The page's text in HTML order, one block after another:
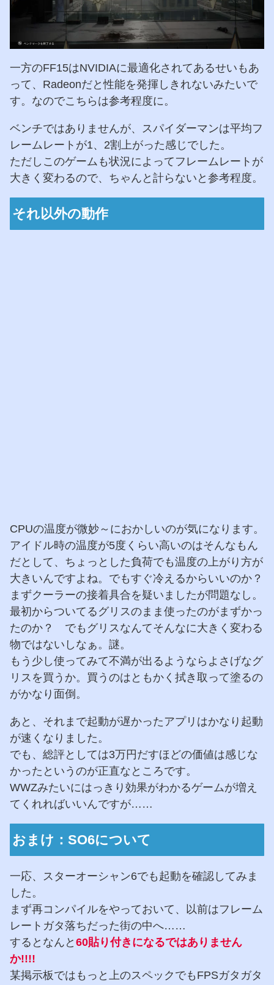
一方のFF15はNVIDIAに最適化されてあるせいもあ
って、Radeonだと性能を発揮しきれないみたいで
す。なのでこちらは参考程度に。
ベンチではありませんが、スパイダーマンは平均フ
レームレートが1、2割上がった感じでした。
ただしこのゲームも状況によってフレームレートが
大きく変わるので、ちゃんと計らないと参考程度。
それ以外の動作
CPUの温度が微妙～におかしいのが気になります。
アイドル時の温度が5度くらい高いのはそんなもん
だとして、ちょっとした負荷でも温度の上がり方が
大きいんですよね。でもすぐ冷えるからいいのか？
まずクーラーの接着具合を疑いましたが問題なし。
最初からついてるグリスのまま使ったのがまずかっ
たのか？ でもグリスなんてそんなに大きく変わる
物ではないしなぁ。謎。
もう少し使ってみて不満が出るようならよさげなグ
リスを買うか。買うのはともかく拭き取って塗るの
がかなり面倒。
あと、それまで起動が遅かったアプリはかなり起動
が速くなりました。
でも、総評としては3万円だすほどの価値は感じな
かったというのが正直なところです。
WWZみたいにはっきり効果がわかるゲームが増え
てくれればいいんですが……
おまけ：SO6について
一応、スターオーシャン6でも起動を確認してみま
した。
まず再コンパイルをやっておいて、以前はフレーム
レートガタ落ちだった街の中へ……
するとなんと 60貼り付きになるではありません
か!!!!
某掲示板ではもっと上のスペックでもFPSガタガタ